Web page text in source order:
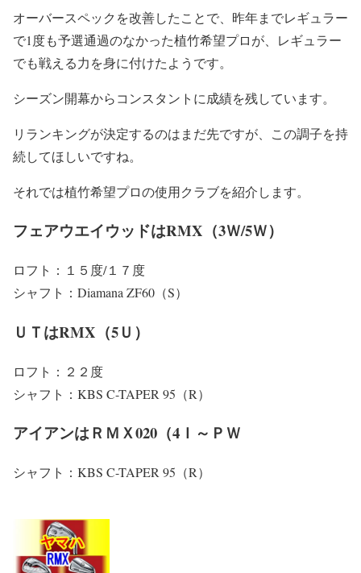
オーバースペックを改善したことで、昨年までレギュラー
で1度も予選通過のなかった植竹希望プロが、レギュラー
でも戦える力を身に付けたようです。
シーズン開幕からコンスタントに成績を残しています。
リランキングが決定するのはまだ先ですが、この調子を持
続してほしいですね。
それでは植竹希望プロの使用クラブを紹介します。
フェアウエイウッドはRMX（3Ｗ/5Ｗ）
ロフト：１５度/１７度
シャフト：Diamana ZF60（S）
ＵＴはRMX（5Ｕ）
ロフト：２２度
シャフト：KBS C-TAPER 95（R）
アイアンはＲＭＸ020（4Ｉ～ＰＷ
シャフト：KBS C-TAPER 95（R）